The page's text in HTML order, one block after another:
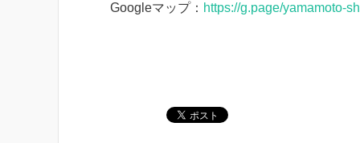
Googleマップ： https://g.page/yamamoto-